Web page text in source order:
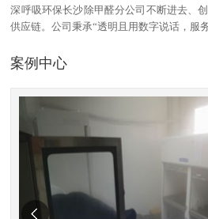
深呼吸环保长沙除甲醛分公司不断进去、
供应链。公司秉承“透明且用数字说话，服
案例中心